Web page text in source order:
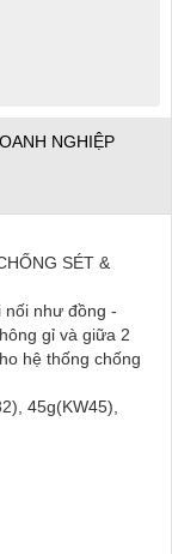
NGHIỆP
SÉT &
nối như đồng -
gỉ và giữa 2
hệ thống chống
45g(KW45),